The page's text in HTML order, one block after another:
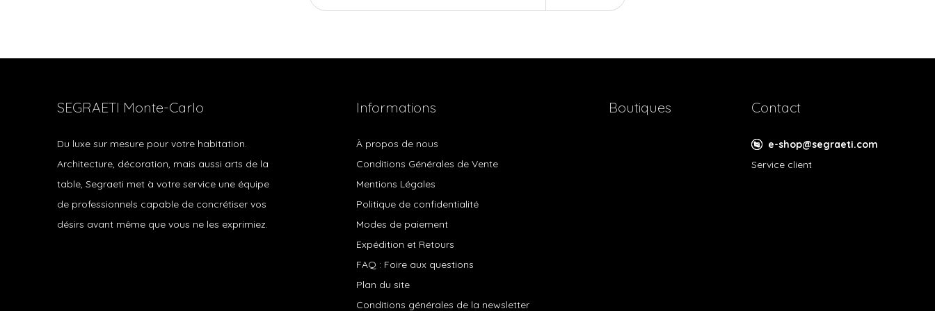
SEGRAETI Monte-Carlo
Du luxe sur mesure pour votre habitation.
Architecture, décoration, mais aussi arts de la
table, Segraeti met à votre service une équipe
de professionnels capable de concrétiser vos
désirs avant même que vous ne les exprimiez.
Informations
À propos de nous
Conditions Générales de Vente
Mentions Légales
Politique de confidentialité
Modes de paiement
Expédition et Retours
FAQ : Foire aux questions
Plan du site
Conditions générales de la newsletter
Boutiques Contact
e-shop@segraeti.com
Service client